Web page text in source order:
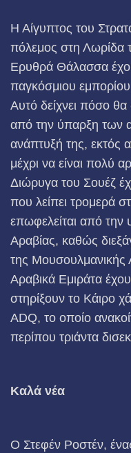
Η Αίγυπτος του
πόλεμος στη Λωρίδα
Ερυθρά Θάλασσα
παγκόσμιου
Αυτό δείχνει πόσο
από την ύπαρξη των
ανάπτυξή της, εκτός
μέχρι να είναι πολύ
Διώρυγα του Σουέζ
που λείπει τρομερά
επωφελείται από την
Αραβίας, καθώς
της
Αραβικά Εμιράτα
στηρίξουν το Κάιρο
ADQ, το οποίο
περίπου τριάντα
Καλά νέα
Ο Στεφέν Ροστέν,